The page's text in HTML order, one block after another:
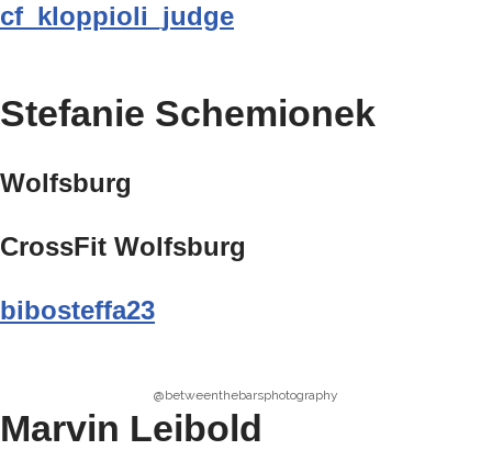
cf_kloppioli_judge
Stefanie Schemionek
Wolfsburg
CrossFit Wolfsburg
bibosteffa23
@betweenthebarsphotography
Marvin Leibold